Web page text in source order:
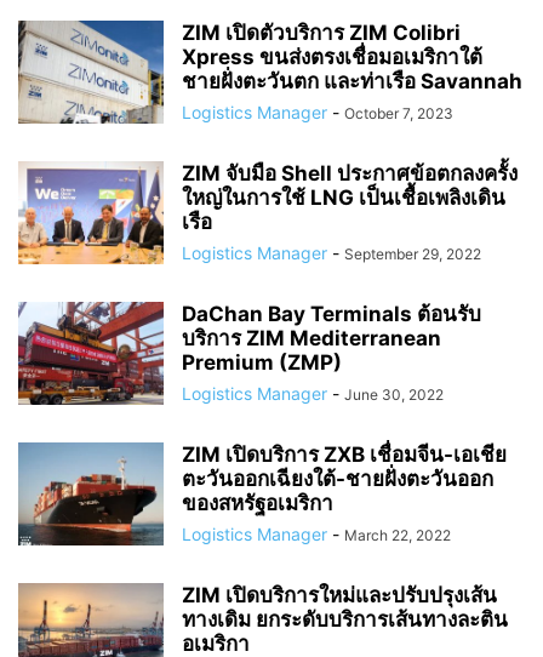
ZIM เปิดตัวบริการ ZIM Colibri
Xpress ขนส่งตรงเชื่อมอเมริกาใต้
ชายฝั่งตะวันตก และท่าเรือ Savannah
Logistics Manager - October 7, 2023
ZIM จับมือ Shell ประกาศข้อตกลงครั้ง
ใหญ่ในการใช้ LNG เป็นเชื้อเพลิงเดิน
เรือ
Logistics Manager - September 29, 2022
DaChan Bay Terminals ต้อนรับ
บริการ ZIM Mediterranean
Premium (ZMP)
Logistics Manager - June 30, 2022
ZIM เปิดบริการ ZXB เชื่อมจีน-เอเชีย
ตะวันออกเฉียงใต้-ชายฝั่งตะวันออก
ของสหรัฐอเมริกา
Logistics Manager - March 22, 2022
ZIM เปิดบริการใหม่และปรับปรุงเส้น
ทางเดิม ยกระดับบริการเส้นทางละติน
อเมริกา